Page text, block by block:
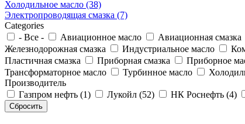
Холодильное масло (38)
Электропроводящая смазка (7)
Categories
- Все -
Авиационное масло Авиационная смазка
Железнодорожная смазка
Индустриальное масло
Пластичная смазка
Приборная смазка Приборное
Трансформаторное масло
Турбинное масло
Производитель
Газпром нефть (1)
Лукойл (52) НК Роснефть (4)